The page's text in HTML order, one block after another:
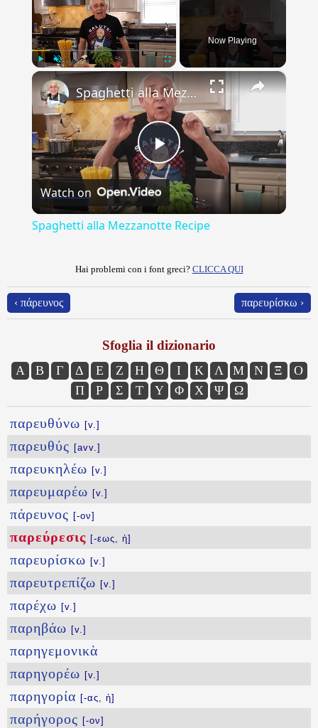
Unmute
Now Playing
×
Play
Video
Spaghetti alla Mezzanotte Recipe
Watch on
Spaghetti alla Mezzanotte Recipe
Hai problemi con i font greci? CLICCA QUI
‹ πάρευνος παρευρίσκω ›
Sfoglia il dizionario
Α Β Γ Δ Ε Ζ Η Θ Ι Κ Λ Μ Ν Ξ
Ο
Π
Ρ Σ Τ Υ Φ Χ Ψ Ω
παρευθύνω [v.]
παρευθύς [avv.]
παρευκηλέω [v.]
παρευμαρέω [v.]
πάρευνος [-ον]
παρεύρεσις [-εως, ἡ]
παρευρίσκω [v.]
παρευτρεπίζω [v.]
παρέχω [v.]
παρηβάω [v.]
παρηγεμονικὰ
παρηγορέω [v.]
παρηγορία [-ας, ἡ]
παρήγορος [-ον]